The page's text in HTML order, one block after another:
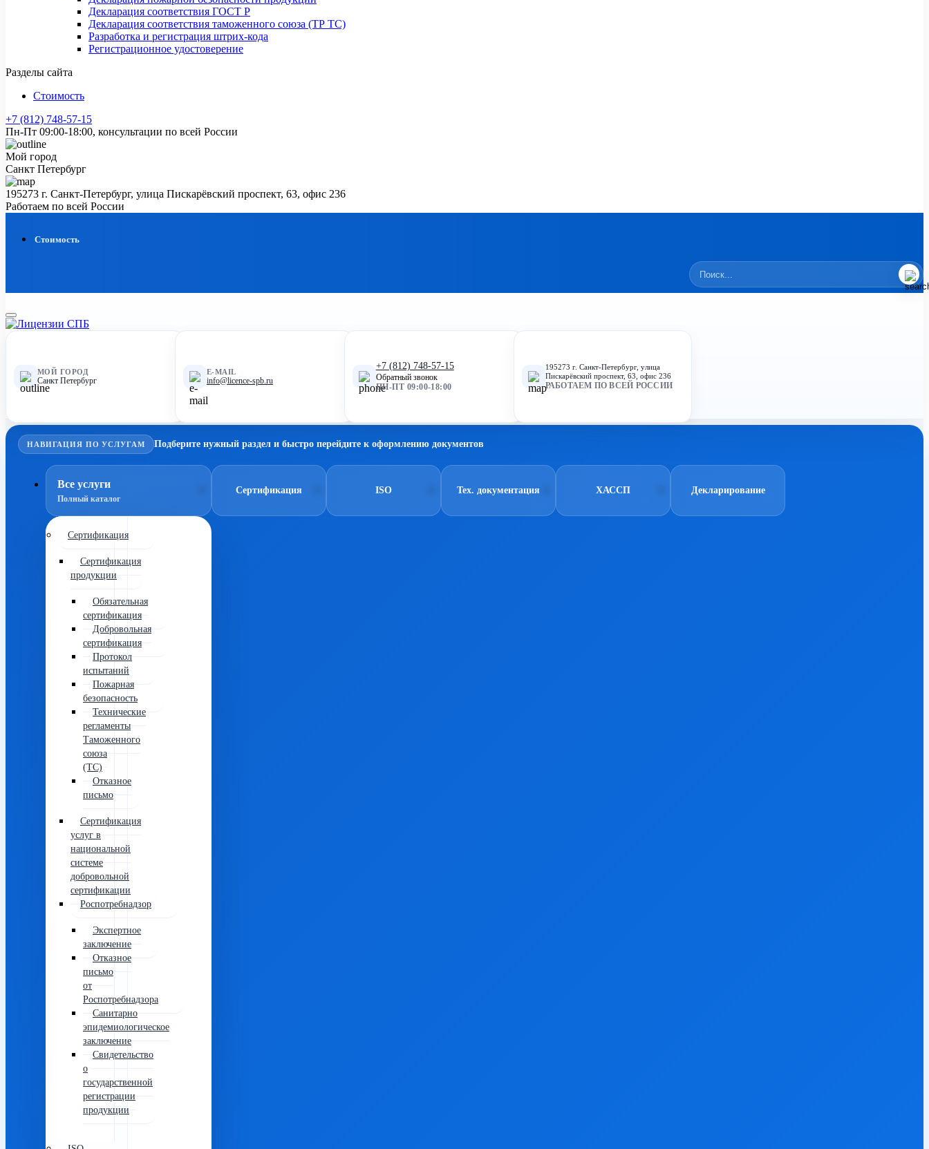
Декларация соответствия ГОСТ Р
Декларация соответствия таможенного союза (ТР ТС)
Разработка и регистрация штрих-кода
Регистрационное удостоверение
Разделы сайта
Стоимость
+7 (812) 748-57-15
Пн-Пт 09:00-18:00, консультации по всей России
Мой город
Санкт Петербург
195273 г. Санкт-Петербург, улица Пискарёвский проспект, 63, офис 236
Работаем по всей России
Стоимость
МОЙ ГОРОД
Санкт Петербург
E-MAIL
info@licence-spb.ru
+7 (812) 748-57-15
Обратный звонок
ПН-ПТ 09:00-18:00
195273 г. Санкт-Петербург, улица
Пискарёвский проспект, 63, офис 236
РАБОТАЕМ ПО ВСЕЙ РОССИИ
НАВИГАЦИЯ ПО УСЛУГАМ Подберите нужный раздел и быстро перейдите к оформлению документов
Все услуги
Полный каталог
Сертификация
Сертификация
продукции
Обязательная
сертификация
Добровольная
сертификация
Протокол
испытаний
Пожарная
безопасность
Технические
регламенты
Таможенного
союза
(ТС)
Отказное
письмо
Сертификация
услуг в
национальной
системе
добровольной
сертификации
Роспотребнадзор
Экспертное
заключение
Отказное
письмо
от
Роспотребнадзора
Санитарно
эпидемиологическое
заключение
Свидетельство
о
государственной
регистрации
продукции
Сертификация ISO Тех. документация ХАССП Декларирование